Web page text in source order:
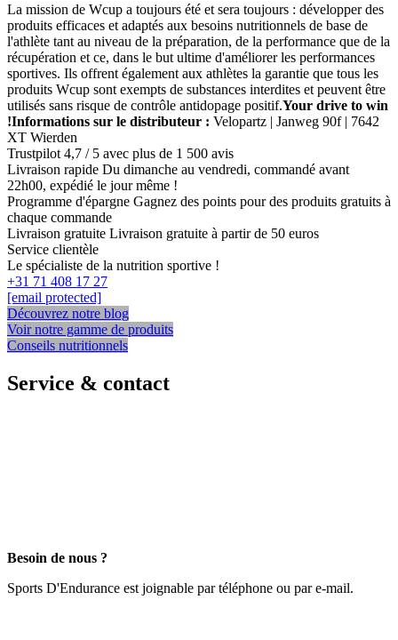
La mission de Wcup a toujours été et sera toujours : développer des
produits efficaces et adaptés aux besoins nutritionnels de base de
l'athlète tant au niveau de la préparation, de la performance que de la
récupération et ce, dans le but ultime d'améliorer les performances
sportives. Ils offrent également aux athlètes la garantie que tous les
produits Wcup sont exempts de substances interdites et peuvent être
utilisés sans risque de contrôle antidopage positif.Your drive to win
!Informations sur le distributeur : Velopartz | Janweg 90f | 7642
XT Wierden
Trustpilot 4,7 / 5 avec plus de 1 500 avis
Livraison rapide Du dimanche au vendredi, commandé avant
22h00, expédié le jour même !
Programme d'épargne Gagnez des points pour des produits gratuits à
chaque commande
Livraison gratuite Livraison gratuite à partir de 50 euros
Service clientèle
Le spécialiste de la nutrition sportive !
+31 71 408 17 27
[email protected]
Découvrez notre blog
Voir notre gamme de produits
Conseils nutritionnels
Service & contact
Besoin de nous ?
Sports D'Endurance est joignable par téléphone ou par e-mail.